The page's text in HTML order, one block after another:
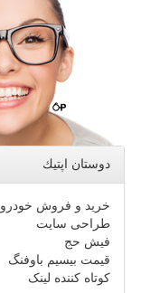
دوستان اپتیك
خرید و فروش خودرو
طراحی سایت
فیش حج
قیمت بیسیم باوفنگ
کوتاه کننده لینک